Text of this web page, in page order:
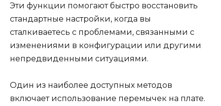
Эти функции помогают быстро восстановить
стандартные настройки, когда вы
сталкиваетесь с проблемами, связанными с
изменениями в конфигурации или другими
непредвиденными ситуациями.
Один из наиболее доступных методов
включает использование перемычек на плате.